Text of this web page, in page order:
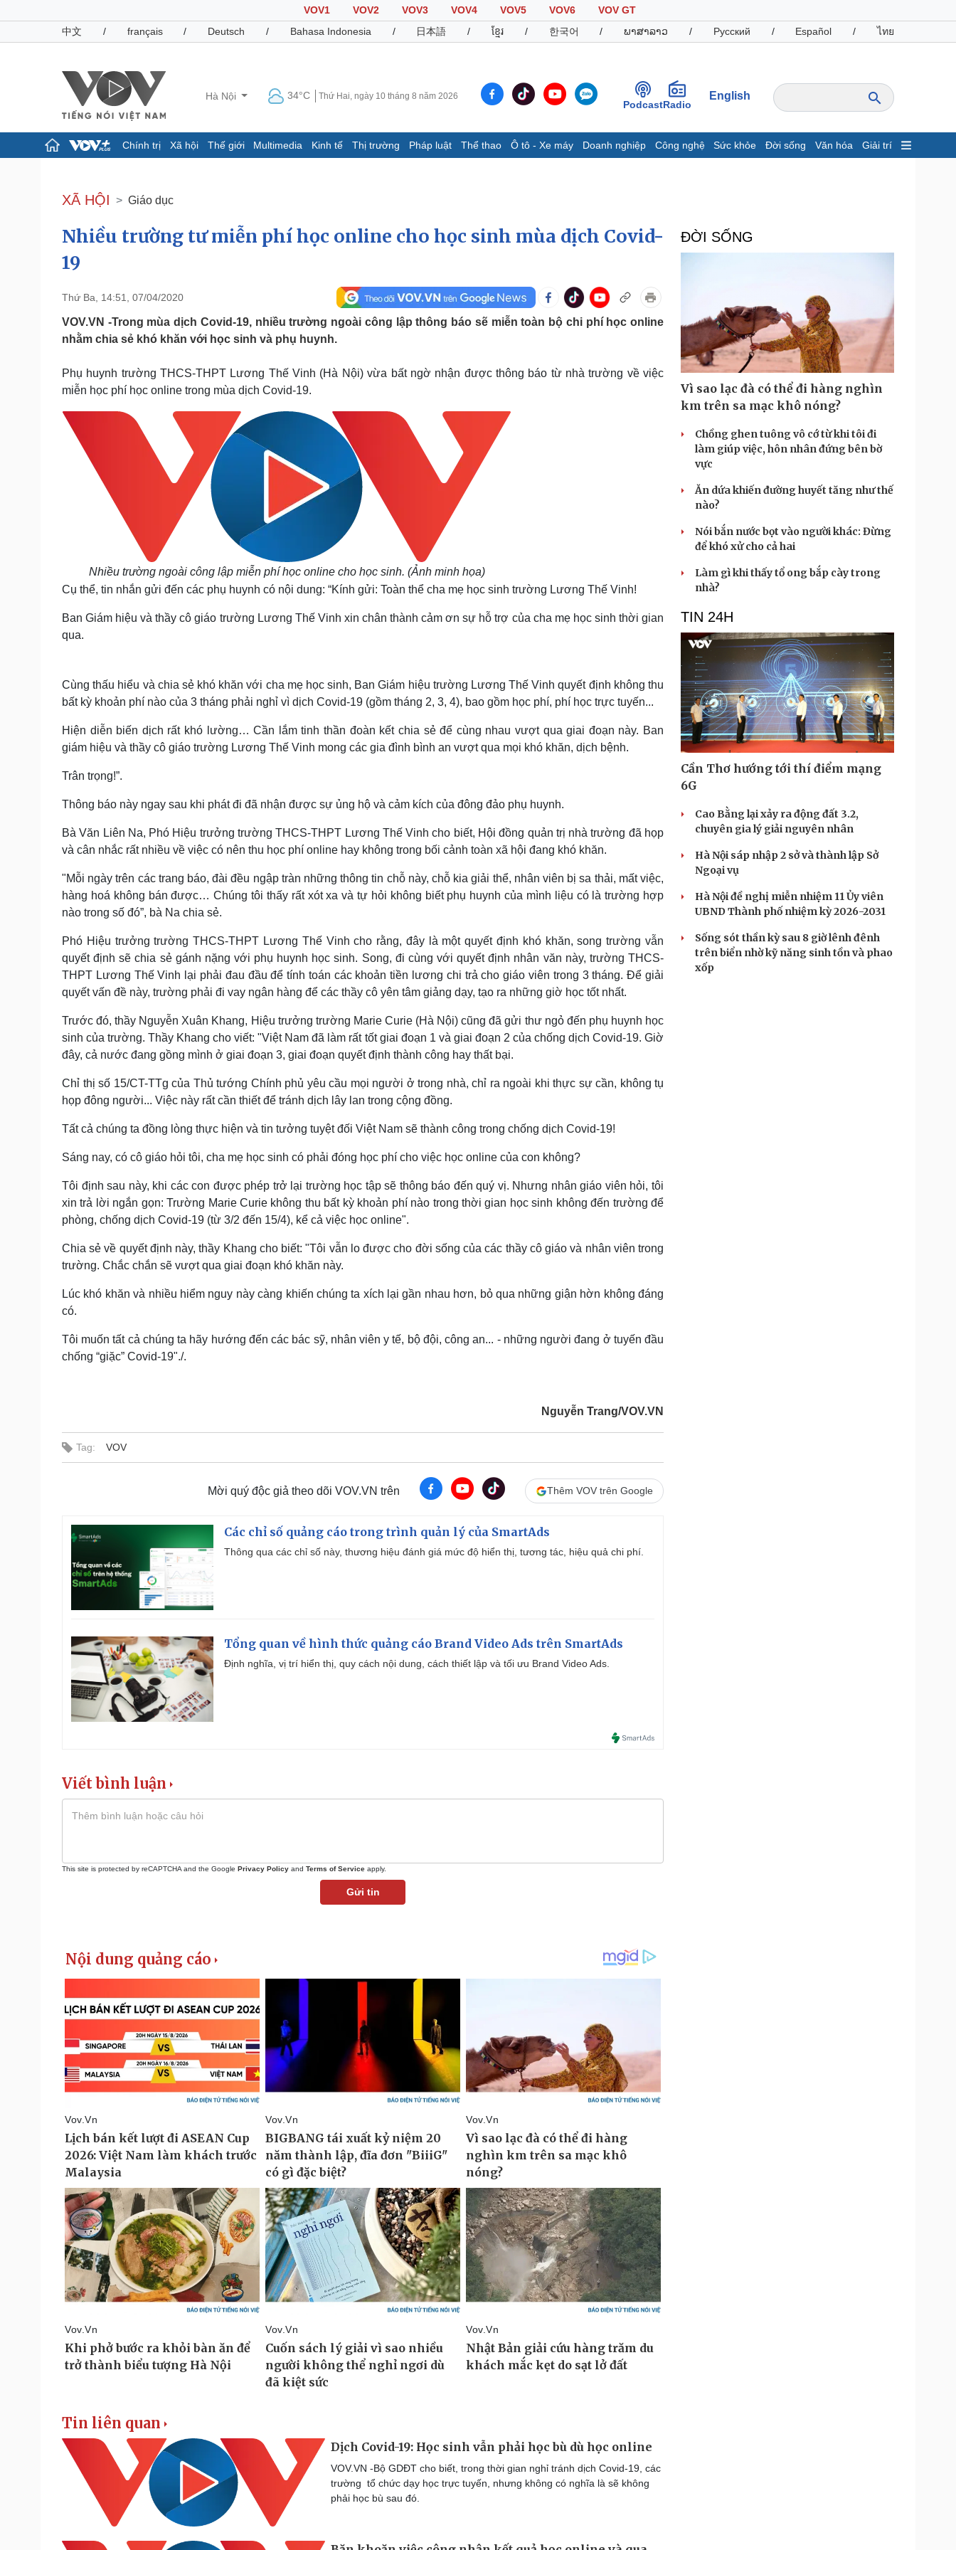
VOV1 VOV2 VOV3 VOV4 VOV5 VOV6
VOV GT
中文
/ français / Deutsch / Bahasa Indonesia / 日本語 / ខ្មែរ / 한국어 / ພາສາລາວ / Русский / Español / ไทย
Hà Nội 34°C Thứ Hai, ngày 10 tháng 8 năm 2026
PodcastRadio
English
Chính trị Xã hội Thế giới Multimedia Kinh tế Thị trường Pháp luật Thể thao Ô tô - Xe máy Doanh nghiệp Công nghệ Sức khỏe Đời sống Văn hóa Giải trí
Đảng
Tổ chức nhân sự
Quốc hội
Nhận diện sự thật
Giáo dục
Dấu ấn VOV
Infographic
Giá cà phê
Pháp luật
Tin nóng
Tư vấn luật
Việt Nam
Phân tích
Thể thao
Bóng đá
Lịch thi đấu bóng đá
Hậu trường
Ô tô - Xe máy
Ô tô
Xe máy
Doanh nghiệp
Thông tin doanh nghiệp
Doanh nghiệp 24h
Vì cộng đồng
Công nghệ
Sành điệu
Tin Công nghệ
Trải nghiệm
Chuyển đổi số
Sức khỏe
Dinh dưỡng - món ngon
Cây thuốc
Sản phụ khoa
Nhi khoa
Nam khoa
Làm đẹp - giảm cân
Phòng mạch online
Ăn sạch sống khỏe
Đời sống
Nhà đẹp
Tình yêu - Gia đình
Sân khấu - Điện ảnh
Âm nhạc
Di sản
Nghệ sĩ
Thời trang
Sao Việt
Podcast
Câu chuyện thời sự
Đọc truyện đêm khuya
Cửa sổ tình yêu
XÃ HỘI Giáo dục
Nhiều trường tư miễn phí học online cho học sinh mùa dịch Covid-
19
Thứ Ba, 14:51, 07/04/2020
VOV.VN -Trong mùa dịch Covid-19, nhiều trường ngoài công lập thông báo sẽ miễn toàn bộ chi phí học online
nhằm chia sẻ khó khăn với học sinh và phụ huynh.
Phụ huynh trường THCS-THPT Lương Thế Vinh (Hà Nội) vừa bất ngờ nhận được thông báo từ nhà trường về việc
miễn học phí học online trong mùa dịch Covid-19.
Nhiều trường ngoài công lập miễn phí học online cho học sinh. (Ảnh minh họa)
Cụ thể, tin nhắn gửi đến các phụ huynh có nội dung: “Kính gửi: Toàn thể cha mẹ học sinh trường Lương Thế Vinh!
Ban Giám hiệu và thầy cô giáo trường Lương Thế Vinh xin chân thành cảm ơn sự hỗ trợ của cha mẹ học sinh thời gian
qua.
Cùng thấu hiểu và chia sẻ khó khăn với cha mẹ học sinh, Ban Giám hiệu trường Lương Thế Vinh quyết định không thu
bất kỳ khoản phí nào của 3 tháng phải nghỉ vì dịch Covid-19 (gồm tháng 2, 3, 4), bao gồm học phí, phí học trực tuyến...
Hiện diễn biến dịch rất khó lường… Cần lắm tinh thần đoàn kết chia sẻ để cùng nhau vượt qua giai đoạn này. Ban
giám hiệu và thầy cô giáo trường Lương Thế Vinh mong các gia đình bình an vượt qua mọi khó khăn, dịch bệnh.
Trân trọng!”.
Thông báo này ngay sau khi phát đi đã nhận được sự ủng hộ và cảm kích của đông đảo phụ huynh.
Bà Văn Liên Na, Phó Hiệu trưởng trường THCS-THPT Lương Thế Vinh cho biết, Hội đồng quản trị nhà trường đã họp
và cân nhắc rất nhiều về việc có nên thu học phí online hay không trong bối cảnh toàn xã hội đang khó khăn.
"Mỗi ngày trên các trang báo, đài đều ngập tràn những thông tin chỗ này, chỗ kia giải thể, nhân viên bị sa thải, mất việc,
hàng hoá không bán được… Chúng tôi thấy rất xót xa và tự hỏi không biết phụ huynh của mình liệu có là trường hợp
nào trong số đó”, bà Na chia sẻ.
Phó Hiệu trưởng trường THCS-THPT Lương Thế Vinh cho rằng, đây là một quyết định khó khăn, song trường vẫn
quyết định sẽ chia sẻ gánh nặng với phụ huynh học sinh. Song, đi cùng với quyết định nhân văn này, trường THCS-
THPT Lương Thế Vinh lại phải đau đầu để tính toán các khoản tiền lương chi trả cho giáo viên trong 3 tháng. Để giải
quyết vấn đề này, trường phải đi vay ngân hàng để các thầy cô yên tâm giảng dạy, tạo ra những giờ học tốt nhất.
Trước đó, thầy Nguyễn Xuân Khang, Hiệu trưởng trường Marie Curie (Hà Nội) cũng đã gửi thư ngỏ đến phụ huynh học
sinh của trường. Thầy Khang cho viết: "Việt Nam đã làm rất tốt giai đoạn 1 và giai đoạn 2 của chống dịch Covid-19. Giờ
đây, cả nước đang gồng mình ở giai đoạn 3, giai đoạn quyết định thành công hay thất bại.
Chỉ thị số 15/CT-TTg của Thủ tướng Chính phủ yêu cầu mọi người ở trong nhà, chỉ ra ngoài khi thực sự cần, không tụ
họp đông người... Việc này rất cần thiết để tránh dịch lây lan trong cộng đồng.
Tất cả chúng ta đồng lòng thực hiện và tin tưởng tuyệt đối Việt Nam sẽ thành công trong chống dịch Covid-19!
Sáng nay, có cô giáo hỏi tôi, cha mẹ học sinh có phải đóng học phí cho việc học online của con không?
Tôi định sau này, khi các con được phép trở lại trường học tập sẽ thông báo đến quý vị. Nhưng nhân giáo viên hỏi, tôi
xin trả lời ngắn gọn: Trường Marie Curie không thu bất kỳ khoản phí nào trong thời gian học sinh không đến trường để
phòng, chống dịch Covid-19 (từ 3/2 đến 15/4), kể cả việc học online".
Chia sẻ về quyết định này, thầy Khang cho biết: "Tôi vẫn lo được cho đời sống của các thầy cô giáo và nhân viên trong
trường. Chắc chắn sẽ vượt qua giai đoạn khó khăn này.
Lúc khó khăn và nhiều hiểm nguy này càng khiến chúng ta xích lại gần nhau hơn, bỏ qua những giận hờn không đáng
có.
Tôi muốn tất cả chúng ta hãy hướng đến các bác sỹ, nhân viên y tế, bộ đội, công an... - những người đang ở tuyến đầu
chống “giặc” Covid-19"./.
Nguyễn Trang/VOV.VN
Tag: VOV
Mời quý độc giả theo dõi VOV.VN trên Thêm VOV trên Google
Các chỉ số quảng cáo trong trình quản lý của SmartAds
Thông qua các chỉ số này, thương hiệu đánh giá mức độ hiển thị, tương tác, hiệu quả chi phí.
Tổng quan về hình thức quảng cáo Brand Video Ads trên SmartAds
Định nghĩa, vị trí hiển thị, quy cách nội dung, cách thiết lập và tối ưu Brand Video Ads.
Viết bình luận
This site is protected by reCAPTCHA and the Google Privacy Policy and Terms of Service apply.
Gửi tin
Tin liên quan
Dịch Covid-19: Học sinh vẫn phải học bù dù học online
VOV.VN -Bộ GDĐT cho biết, trong thời gian nghỉ tránh dịch Covid-19, các
trường tổ chức dạy học trực tuyến, nhưng không có nghĩa là sẽ không
phải học bù sau đó.
ĐỜI SỐNG
Vì sao lạc đà có thể đi hàng nghìn
km trên sa mạc khô nóng?
Chồng ghen tuông vô cớ từ khi tôi đi
làm giúp việc, hôn nhân đứng bên bờ
vực
Ăn dứa khiến đường huyết tăng như thế
nào?
Nói bắn nước bọt vào người khác: Đừng
để khó xử cho cả hai
Làm gì khi thấy tổ ong bắp cày trong
nhà?
TIN 24H
Cần Thơ hướng tới thí điểm mạng
6G
Cao Bằng lại xảy ra động đất 3.2,
chuyên gia lý giải nguyên nhân
Hà Nội sáp nhập 2 sở và thành lập Sở
Ngoại vụ
Hà Nội đề nghị miễn nhiệm 11 Ủy viên
UBND Thành phố nhiệm kỳ 2026-2031
Sống sót thần kỳ sau 8 giờ lênh đênh
trên biển nhờ kỹ năng sinh tồn và phao
xốp